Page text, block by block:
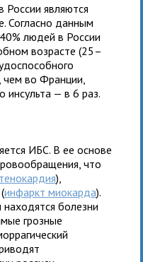
России являются
Согласно данным
людей в России
возрасте (25–
во Франции,
инсульта — в 6 раз.
ИБС. В ее основе
что
),
инфаркт миокарда).
болезни
грозные